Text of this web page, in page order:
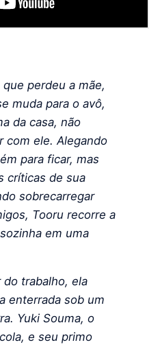
perdeu a mãe,
muda para o avô,
da casa, não
com ele. Alegando
para ficar, mas
críticas de sua
sobrecarregar
Tooru recorre a
em uma
do trabalho, ela
enterrada sob um
Yuki Souma, o
e seu primo